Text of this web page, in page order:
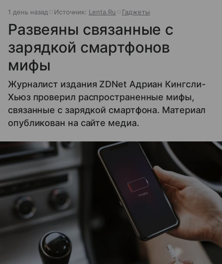
1 день назад Источник: Lenta.Ru Гаджеты
Развеяны связанные с
зарядкой смартфонов
мифы
Журналист издания ZDNet Адриан Кингсли-
Хьюз проверил распространенные мифы,
связанные с зарядкой смартфона. Материал
опубликован на сайте медиа.